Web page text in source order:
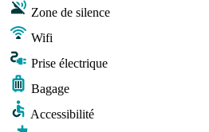
Zone de silence
Wifi
Prise électrique
Bagage
Accessibilité